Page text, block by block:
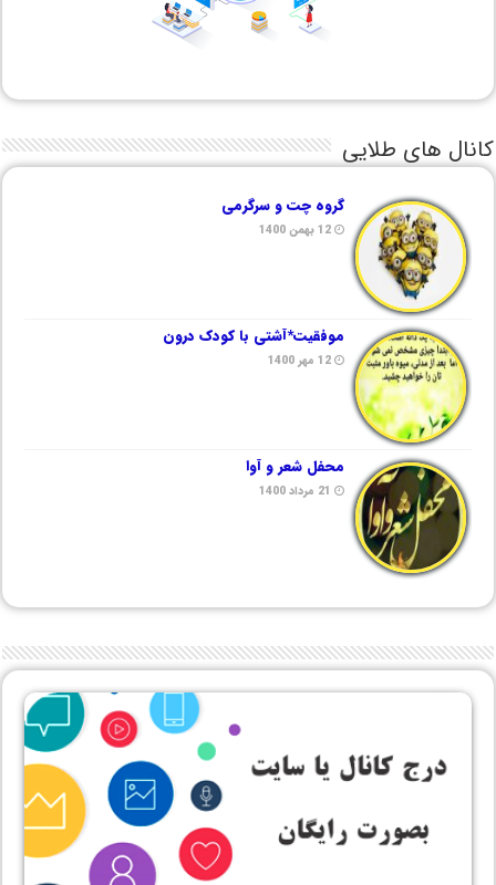
کانال های طلایی
گروه چت و سرگرمی
12 بهمن 1400
موفقیت*آشتی با کودک درون
12 مهر 1400
محفل شعر و آوا
21 مرداد 1400